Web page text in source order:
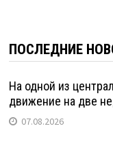
ПОСЛЕДНИЕ
На одной из
движение на две
07.08.2026